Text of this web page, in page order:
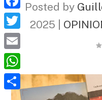
Posted by
2025
F
a
c
e
b
T
w
i
t
E
m
a
W
h